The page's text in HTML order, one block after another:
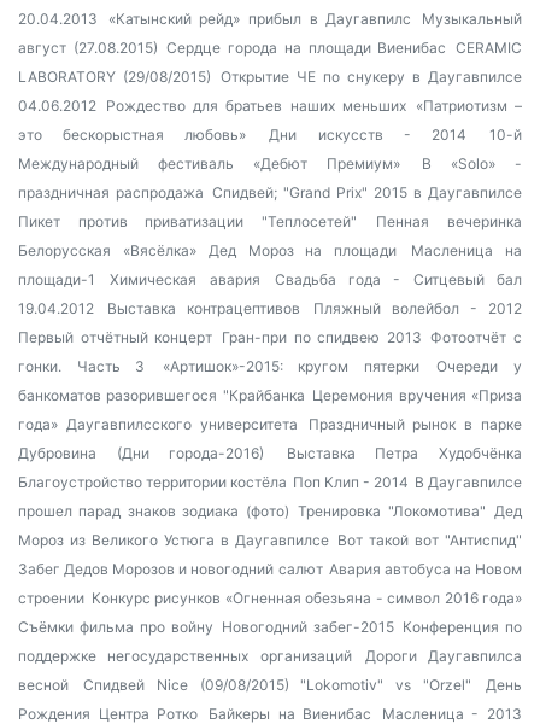
20.04.2013
«Катынский рейд» прибыл в Даугавпилс
Музыкальный
август (27.08.2015) Сердце города на площади Виенибас
CERAMIC
LABORATORY (29/08/2015) Открытие ЧЕ по снукеру в Даугавпилсе
04.06.2012 Рождество для братьев наших меньших
«Патриотизм –
это бескорыстная любовь»
Дни искусств - 2014
10-й
Международный фестиваль «Дебют Премиум»
В «Solo» -
праздничная распродажа Спидвей; "Grand Prix" 2015 в Даугавпилсе
Пикет против приватизации "Теплосетей"
Пенная вечеринка
Белорусская «Вясёлка» Дед Мороз на площади
Масленица на
площади-1
Химическая авария
Свадьба года - Ситцевый бал
19.04.2012
Выставка контрацептивов
Пляжный волейбол - 2012
Первый отчётный концерт Гран-при по спидвею 2013 Фотоотчёт с
гонки. Часть 3
«Артишок»-2015: кругом пятерки
Очереди у
банкоматов разорившегося "Крайбанка Церемония вручения «Приза
года» Даугавпилсского университета
Праздничный рынок в парке
Дубровина (Дни города-2016)
Выставка Петра Худобчёнка
Благоустройство территории костёла Поп Клип - 2014 В Даугавпилсе
прошел парад знаков зодиака (фото) Тренировка "Локомотива" Дед
Мороз из Великого Устюга в Даугавпилсе Вот такой вот "Антиспид"
Забег Дедов Морозов и новогодний салют Авария автобуса на Новом
строении Конкурс рисунков «Огненная обезьяна - символ 2016 года»
Съёмки фильма про войну Новогодний забег-2015 Конференция по
поддержке негосударственных организаций
Дороги Даугавпилса
весной
Спидвей Nice (09/08/2015) "Lokomotiv" vs "Orzel"
День
Рождения Центра Ротко
Байкеры на Виенибас
Масленица - 2013